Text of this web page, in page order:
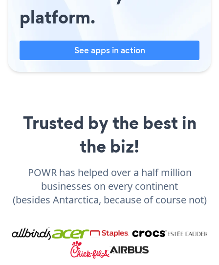
platform.
See apps in action
Trusted by the best in
the biz!
POWR has helped over a half million
businesses on every continent
(besides Antarctica, because of course not)